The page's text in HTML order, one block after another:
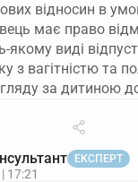
відносин в
має право
якому виді
з вагітністю та
за дитиною
ЕКСПЕРТ
17:21